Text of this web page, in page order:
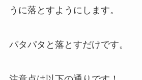
うに落とすようにします。
パタパタと落とすだけです。